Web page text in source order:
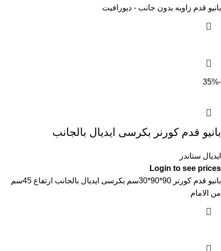
بانيو قدم زاويه بدون جانب - ديورافيت
-35%
بانيو قدم كورنر بكرسى ايديال بالجانب
ايديال ستاندر
Login to see prices
بانيو قدم كورنر 90*90*30سم بكرسى ايديال بالجانب ارتفاع 45سم
من الامام